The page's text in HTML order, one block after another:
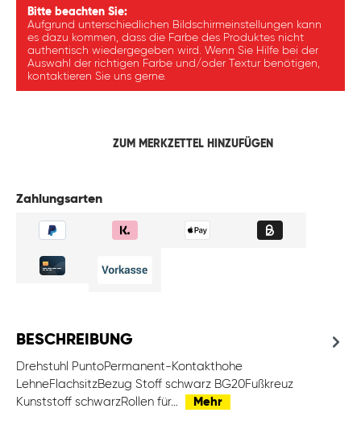
Bitte beachten Sie:
Aufgrund unterschiedlichen Bildschirmeinstellungen kann
es dazu kommen, dass die Farbe des Produktes nicht
authentisch wiedergegeben wird. Wenn Sie Hilfe bei der
Auswahl der richtigen Farbe und/oder Textur benötigen,
kontaktieren Sie uns gerne.
ZUM MERKZETTEL HINZUFÜGEN
Zahlungsarten
BESCHREIBUNG
Drehstuhl PuntoPermanent-Kontakthohe
LehneFlachsitzBezug Stoff schwarz BG20Fußkreuz
Kunststoff schwarzRollen für…
Mehr